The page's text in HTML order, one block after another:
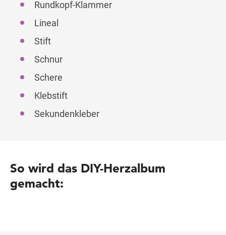
Rundkopf-Klammer
Lineal
Stift
Schnur
Schere
Klebstift
Sekundenkleber
So wird das DIY-Herzalbum
gemacht: